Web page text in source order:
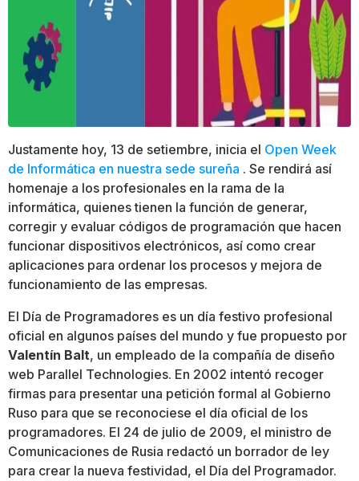
Justamente hoy, 13 de setiembre, inicia el Open Week
de Informática en nuestra sede sureña . Se rendirá así
homenaje a los profesionales en la rama de la
informática, quienes tienen la función de generar,
corregir y evaluar códigos de programación que hacen
funcionar dispositivos electrónicos, así como crear
aplicaciones para ordenar los procesos y mejora de
funcionamiento de las empresas.
El Día de Programadores es un día festivo profesional
oficial en algunos países del mundo y fue propuesto por
Valentín Balt, un empleado de la compañía de diseño
web Parallel Technologies. En 2002 intentó recoger
firmas para presentar una petición formal al Gobierno
Ruso para que se reconociese el día oficial de los
programadores.​ El 24 de julio de 2009, el ministro de
Comunicaciones de Rusia redactó un borrador de ley
para crear la nueva festividad, el Día del Programador.